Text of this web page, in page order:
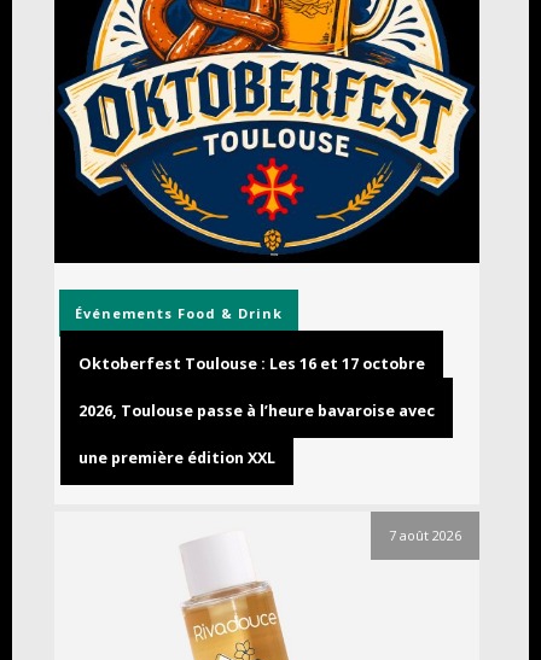
Événements Food & Drink
Oktoberfest Toulouse : Les 16 et 17 octobre
2026, Toulouse passe à l’heure bavaroise avec
une première édition XXL
7 août 2026